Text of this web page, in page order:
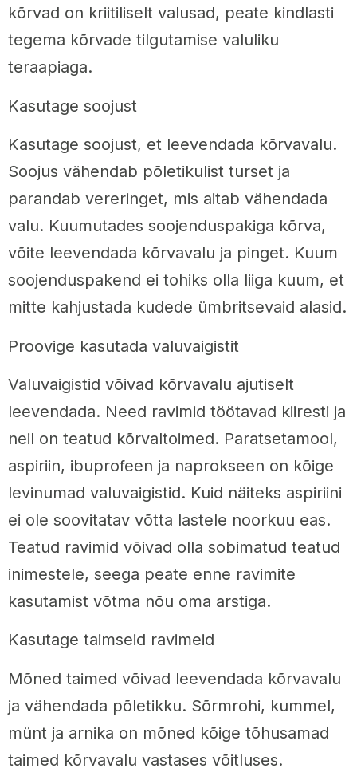
kõrvad on kriitiliselt valusad, peate kindlasti
tegema kõrvade tilgutamise valuliku
teraapiaga.
Kasutage soojust
Kasutage soojust, et leevendada kõrvavalu.
Soojus vähendab põletikulist turset ja
parandab vereringet, mis aitab vähendada
valu. Kuumutades soojenduspakiga kõrva,
võite leevendada kõrvavalu ja pinget. Kuum
soojenduspakend ei tohiks olla liiga kuum, et
mitte kahjustada kudede ümbritsevaid alasid.
Proovige kasutada valuvaigistit
Valuvaigistid võivad kõrvavalu ajutiselt
leevendada. Need ravimid töötavad kiiresti ja
neil on teatud kõrvaltoimed. Paratsetamool,
aspiriin, ibuprofeen ja naprokseen on kõige
levinumad valuvaigistid. Kuid näiteks aspiriini
ei ole soovitatav võtta lastele noorkuu eas.
Teatud ravimid võivad olla sobimatud teatud
inimestele, seega peate enne ravimite
kasutamist võtma nõu oma arstiga.
Kasutage taimseid ravimeid
Mõned taimed võivad leevendada kõrvavalu
ja vähendada põletikku. Sõrmrohi, kummel,
münt ja arnika on mõned kõige tõhusamad
taimed kõrvavalu vastases võitluses.